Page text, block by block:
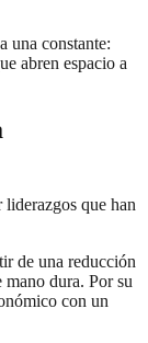
una constante:
abren espacio a
que han
de una reducción
dura. Por su
con un